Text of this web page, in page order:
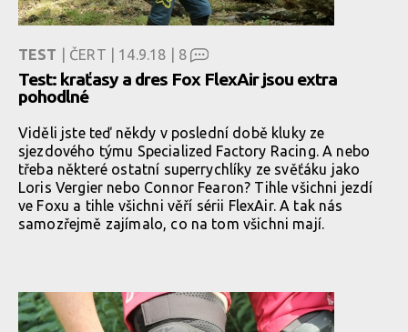
TEST | ČERT | 14.9.18 | 8
Test: kraťasy a dres Fox FlexAir jsou extra
pohodlné
Viděli jste teď někdy v poslední době kluky ze
sjezdového týmu Specialized Factory Racing. A nebo
třeba některé ostatní superrychlíky ze svěťáku jako
Loris Vergier nebo Connor Fearon? Tihle všichni jezdí
ve Foxu a tihle všichni věří sérii FlexAir. A tak nás
samozřejmě zajímalo, co na tom všichni mají.